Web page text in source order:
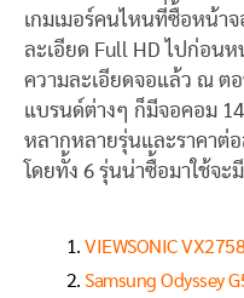
เกมเมอร์คนไหนที่ซื้อหน้า
ละเอียด Full HD ไปก่อนห
ความละเอียดจอแล้ว ณ
แบรนด์ต่างๆ ก็มีจอคอม
หลากหลายรุ่นและราคาต่
โดยทั้ง 6 รุ่นน่าซื้อมาใช้จะ
VIEWSONIC
Samsung Odyssey